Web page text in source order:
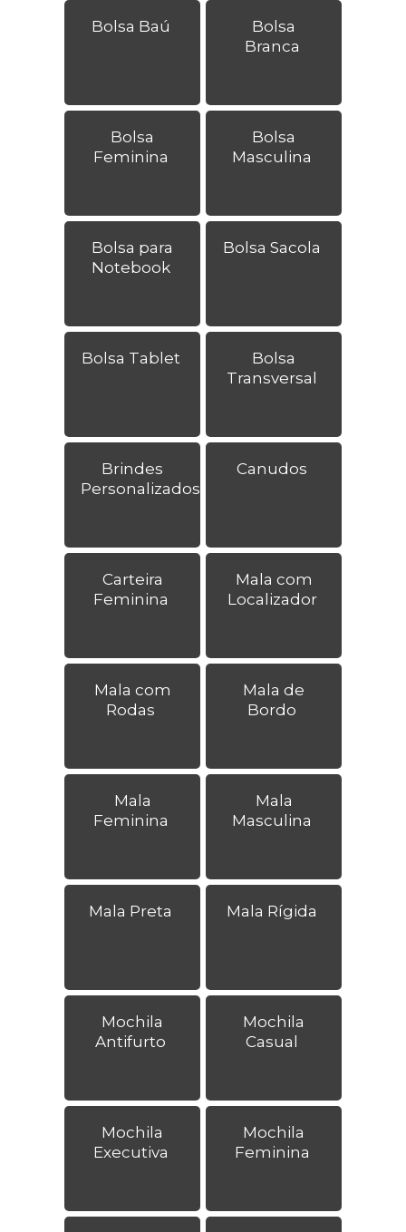
Bolsa Baú
Bolsa
Branca
Bolsa
Feminina
Bolsa
Masculina
Bolsa para
Notebook
Bolsa Sacola
Bolsa Tablet
Bolsa
Transversal
Brindes
Personalizados
Canudos
Carteira
Feminina
Mala com
Localizador
Mala com
Rodas
Mala de
Bordo
Mala
Feminina
Mala
Masculina
Mala Preta Mala Rígida
Mochila
Antifurto
Mochila
Casual
Mochila
Executiva
Mochila
Feminina